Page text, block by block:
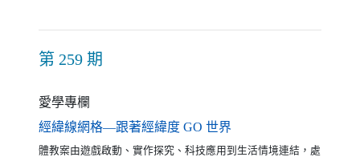
第 259 期
愛學專欄
經緯線網格—跟著經緯度 GO 世界
體教案由遊戲啟動、實作探究、科技應用到生活情境連結，處